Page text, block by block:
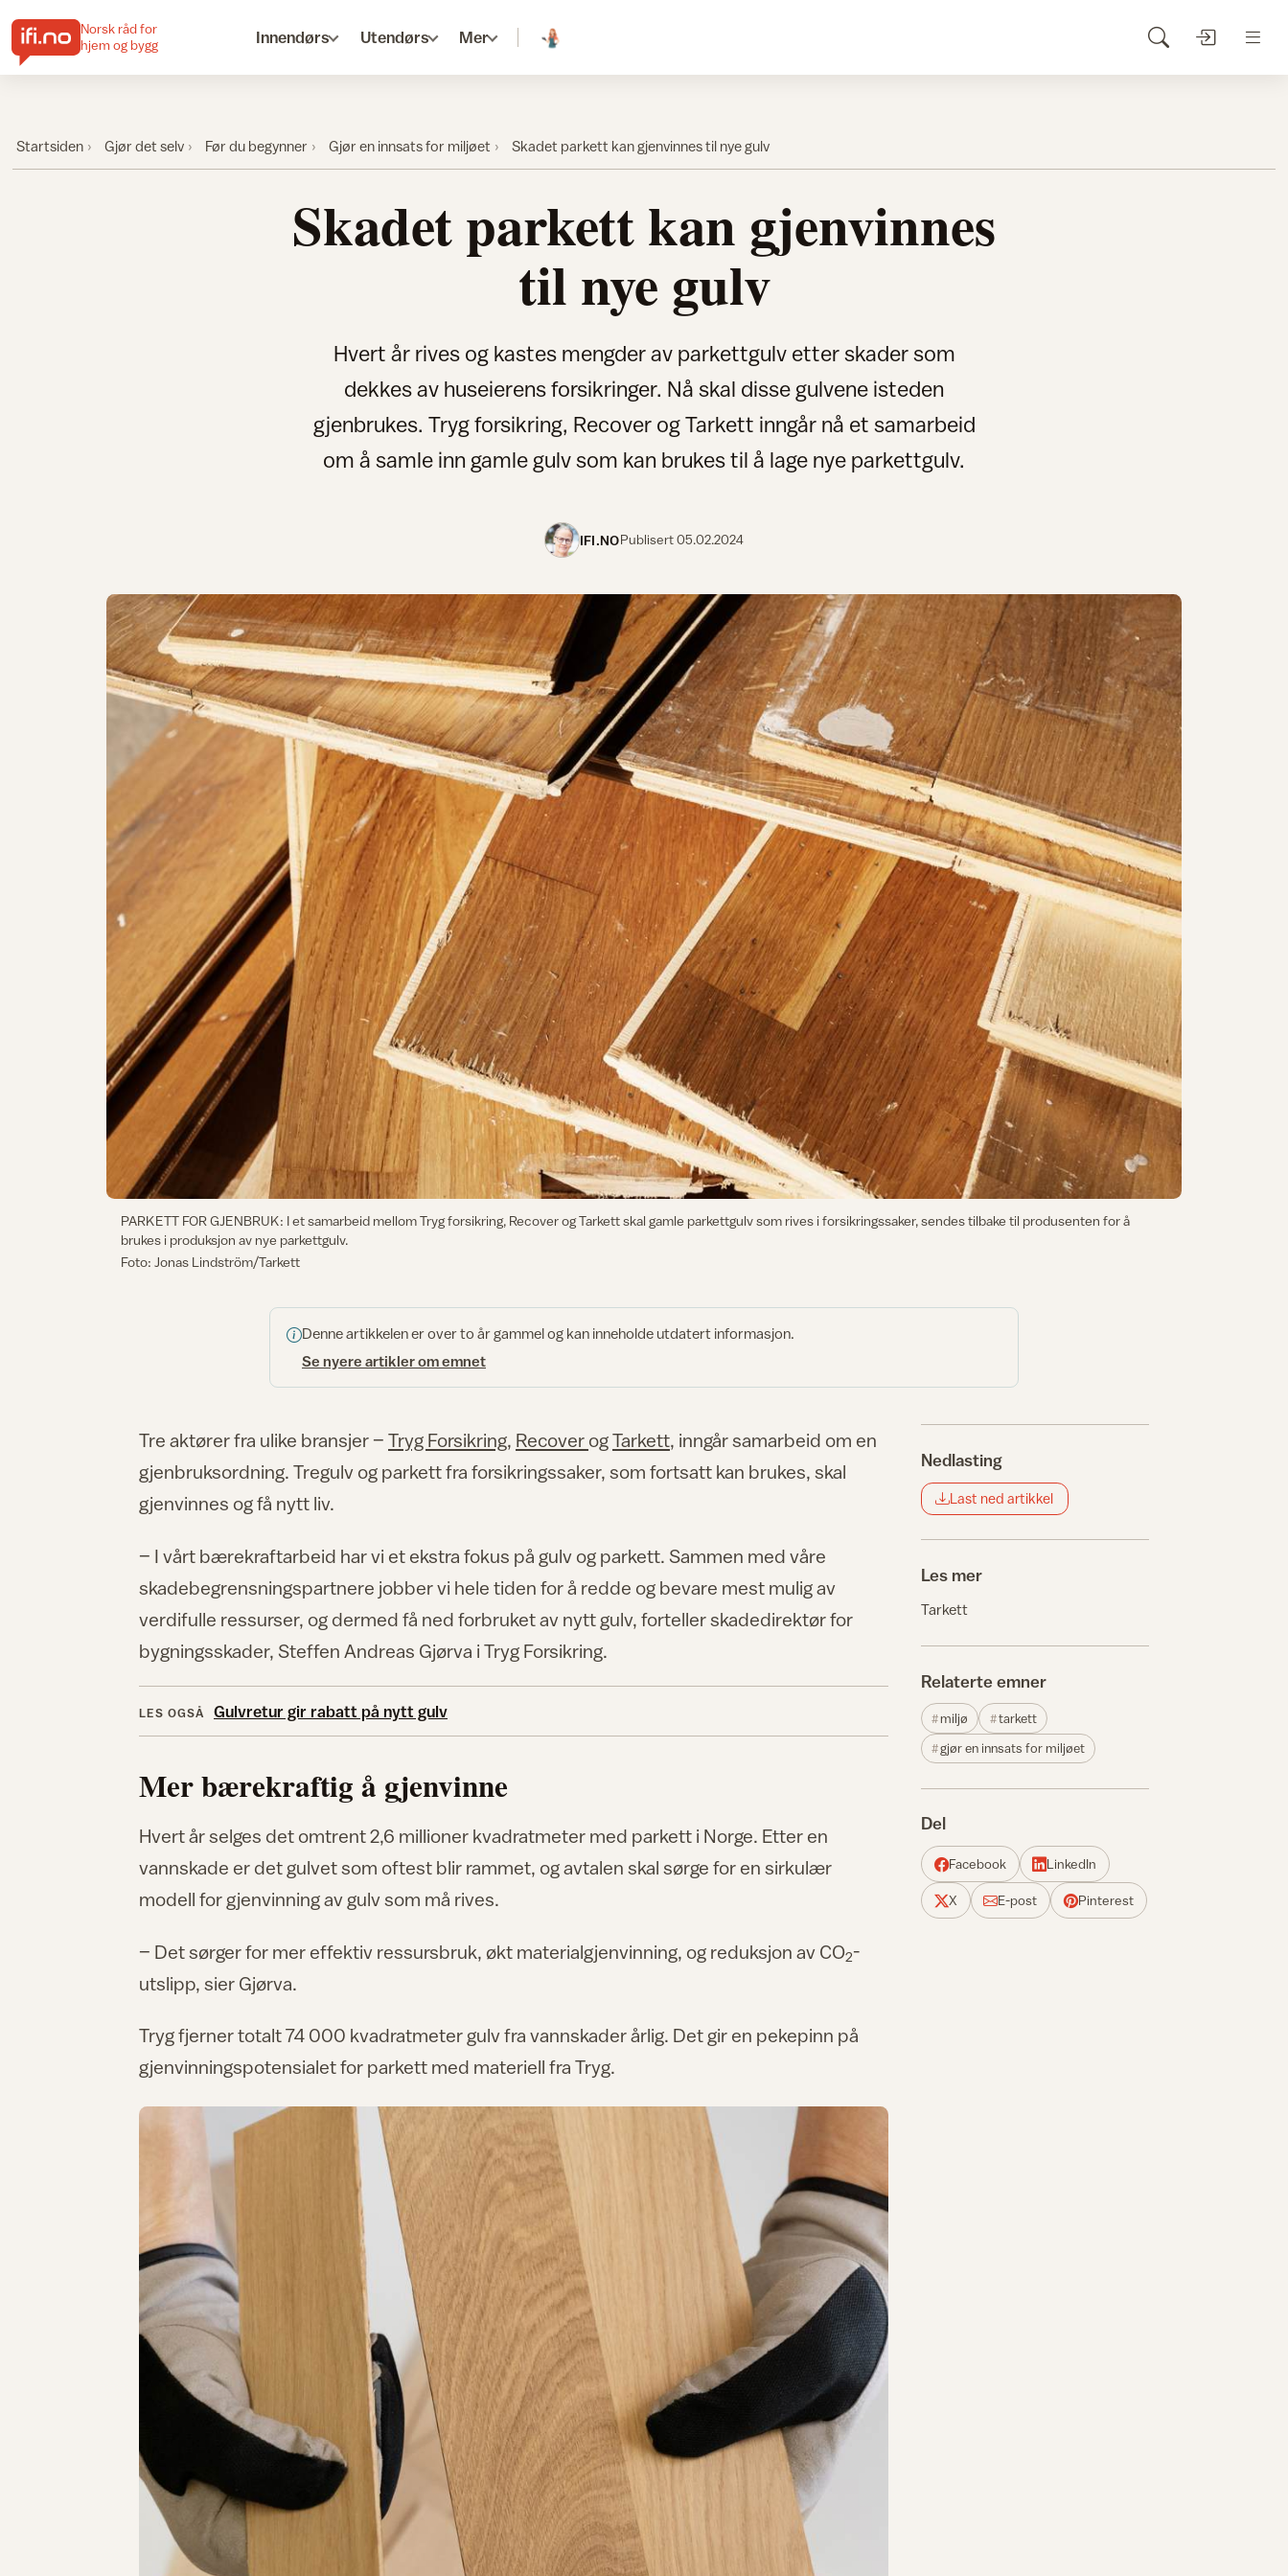
Norsk råd for
hjem og bygg
Innendørs Utendørs Mer
Startsiden Gjør det selv Før du begynner Gjør en innsats for miljøet Skadet parkett kan gjenvinnes til nye gulv
Skadet parkett kan gjenvinnes
til nye gulv
Hvert år rives og kastes mengder av parkettgulv etter skader som
dekkes av huseierens forsikringer. Nå skal disse gulvene isteden
gjenbrukes. Tryg forsikring, Recover og Tarkett inngår nå et samarbeid
om å samle inn gamle gulv som kan brukes til å lage nye parkettgulv.
IFI.NOPublisert05.02.2024
PARKETT FOR GJENBRUK: I et samarbeid mellom Tryg forsikring, Recover og Tarkett skal gamle parkettgulv som rives i forsikringssaker, sendes tilbake til produsenten for å
brukes i produksjon av nye parkettgulv.
Foto: Jonas Lindström/Tarkett
Denne artikkelen er over to år gammel og kan inneholde utdatert informasjon.
Se nyere artikler om emnet
Tre aktører fra ulike bransjer – Tryg Forsikring, Recover ogTarkett, inngår samarbeid om en
gjenbruksordning. Tregulv og parkett fra forsikringssaker, som fortsatt kan brukes, skal
gjenvinnes og få nytt liv.
– I vårt bærekraftarbeid har vi et ekstra fokus på gulv og parkett. Sammen med våre
skadebegrensningspartnere jobber vi hele tiden for å redde og bevare mest mulig av
verdifulle ressurser, og dermed få ned forbruket av nytt gulv, forteller skadedirektør for
bygningsskader, Steffen Andreas Gjørva i Tryg Forsikring.
LES OGSÅ Gulvretur gir rabatt på nytt gulv
Mer bærekraftig å gjenvinne
Hvert år selges det omtrent 2,6 millioner kvadratmeter med parkett i Norge. Etter en
vannskade er det gulvet som oftest blir rammet, og avtalen skal sørge for en sirkulær
modell for gjenvinning av gulv som må rives.
– Det sørger for mer effektiv ressursbruk, økt materialgjenvinning, og reduksjon av CO2-
utslipp, sier Gjørva.
Tryg fjerner totalt 74 000 kvadratmeter gulv fra vannskader årlig. Det gir en pekepinn på
gjenvinningspotensialet for parkett med materiell fra Tryg.
Nedlasting
Last ned artikkel
Les mer
Tarkett
Relaterte emner
miljø
tarkett
gjør en innsats for miljøet
Del
Facebook LinkedIn
X E-post Pinterest